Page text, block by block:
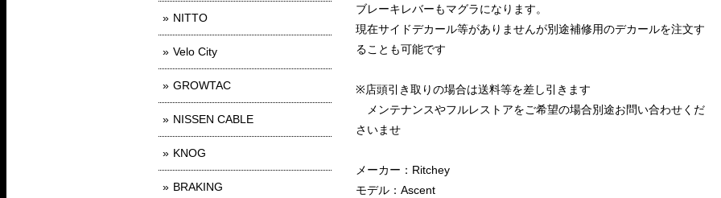
ブレーキレバーもマグラになります。
現在サイドデカール等がありませんが別途補修用のデカールを注文す
ることも可能です
※店頭引き取りの場合は送料等を差し引きます
メンテナンスやフルレストアをご希望の場合別途お問い合わせくだ
さいませ
メーカー：Ritchey
モデル：Ascent
NITTO
Velo City
GROWTAC
NISSEN CABLE
KNOG
BRAKING